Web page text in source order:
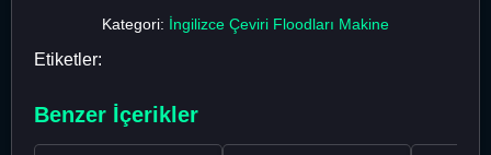
Kategori: İngilizce Çeviri Floodları Makine
Etiketler:
Benzer İçerikler